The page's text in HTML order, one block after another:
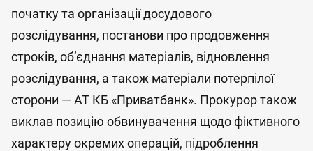
початку та організації досудового
розслідування, постанови про продовження
строків, об’єднання матеріалів, відновлення
розслідування, а також матеріали потерпілої
сторони — АТ КБ «Приватбанк». Прокурор також
виклав позицію обвинувачення щодо фіктивного
характеру окремих операцій, підроблення